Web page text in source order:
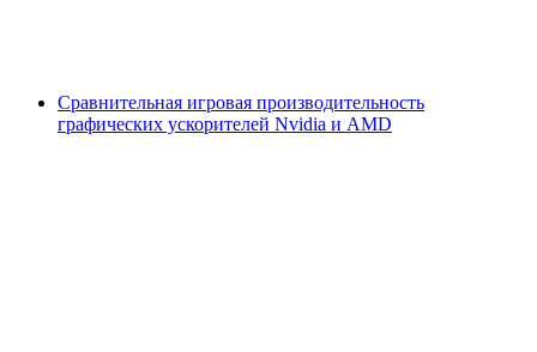
Сравнительная игровая производительность
графических ускорителей Nvidia и AMD